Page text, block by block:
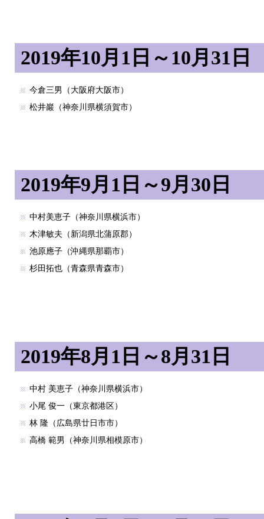
2019年10月1日～10月31日
今倉三男（大阪府大阪市）
松井巖（神奈川県横須賀市）
2019年9月1日～9月30日
中村美恵子（神奈川県横浜市）
木津敏夫（新潟県北蒲原郡）
池原應子（沖縄県那覇市）
杉田拓也（青森県青森市）
2019年8月1日～8月31日
中村 美恵子（神奈川県横浜市）
小尾 俊一（東京都港区）
林 隆（広島県廿日市市）
高橋 範男（神奈川県相模原市）